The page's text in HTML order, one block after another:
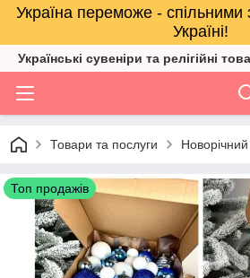
Україна переможе -
Україні!
Українські сувеніри та релігійнi
Товари та послуги
Топ продажів